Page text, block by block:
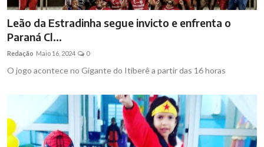
Leão da Estradinha segue invicto e enfrenta o
Paraná Cl...
Redação Maio 16, 2024 0
O jogo acontece no Gigante do Itiberê a partir das 16 horas